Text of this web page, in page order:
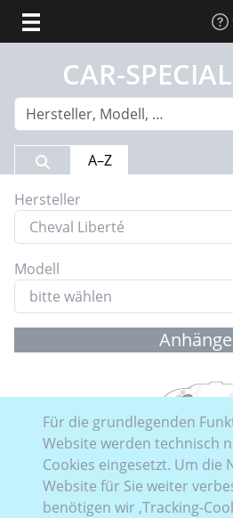
CAR-SPECIAL
Suchergebnis
A–Z
Hersteller
Modell
Cheval Liberté
Für die grundlegenden
Website werden technisch
Cookies eingesetzt. Um die
Website für Sie weiter
benötigen wir ‚Tracking-